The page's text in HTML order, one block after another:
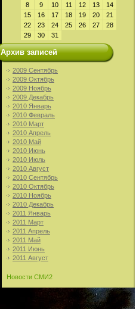
8
9 10 11 12 13
14
15
16 17 18 19 20
21
22
23 24 25 26 27
28
29
30 31
Архив записей
2009 Сентябрь
2009 Октябрь
2009 Ноябрь
2009 Декабрь
2010 Январь
2010 Февраль
2010 Март
2010 Апрель
2010 Май
2010 Июнь
2010 Июль
2010 Август
2010 Сентябрь
2010 Октябрь
2010 Ноябрь
2010 Декабрь
2011 Январь
2011 Март
2011 Апрель
2011 Май
2011 Июнь
2011 Август
Новости СМИ2